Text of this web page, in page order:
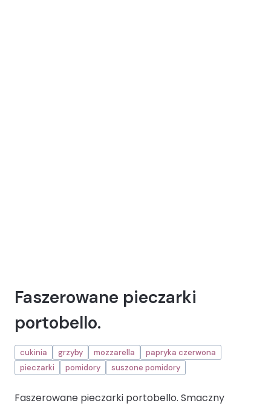
Faszerowane pieczarki
portobello.
cukinia grzyby mozzarella
papryka czerwona
pieczarki
pomidory suszone pomidory
Faszerowane pieczarki portobello. Smaczny